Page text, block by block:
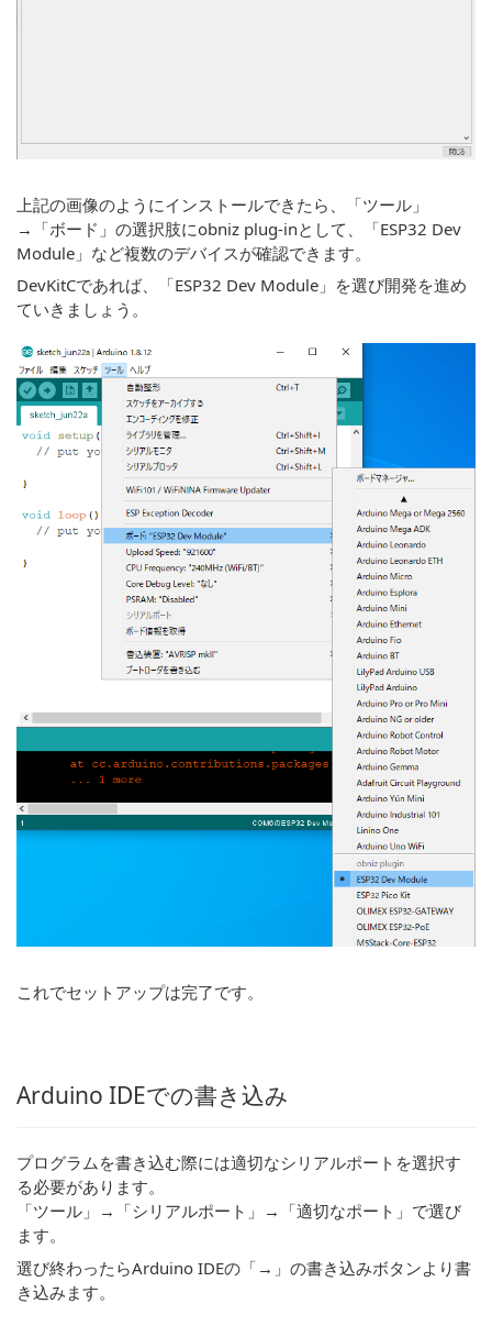
上記の画像のようにインストールできたら、「ツール」
→「ボード」の選択肢にobniz plug-inとして、「ESP32 Dev
Module」など複数のデバイスが確認できます。
DevKitCであれば、「ESP32 Dev Module」を選び開発を進め
ていきましょう。
これでセットアップは完了です。
Arduino IDEでの書き込み
プログラムを書き込む際には適切なシリアルポートを選択す
る必要があります。
「ツール」→「シリアルポート」→「適切なポート」で選び
ます。
選び終わったらArduino IDEの「→」の書き込みボタンより書
き込みます。